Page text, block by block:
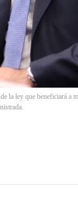
la ley que beneficiará a